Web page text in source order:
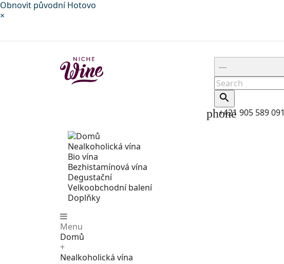
Obnovit původní Hotovo
×
phone
+421 905 589 091
Nealkoholická vína
Bio vína
Bezhistamínová vína
Degustační
Velkoobchodní balení
Doplňky
Menu
Domů
+
Nealkoholická vína